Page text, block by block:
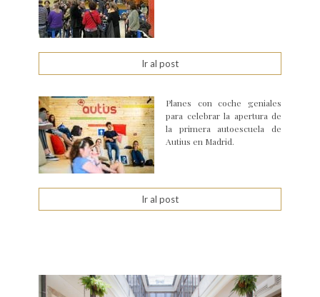
Ir al post
Planes con coche geniales
para celebrar la apertura de
la primera autoescuela de
Autius en Madrid.
Ir al post